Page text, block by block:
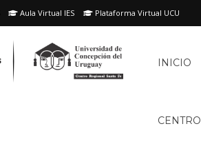
Aula Virtual IES Plataforma Virtual UCU
INICIO